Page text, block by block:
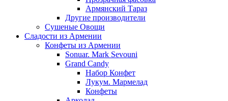
Армянский Тараз
Другие производители
Сушеные Овощи
Сладости из Армении
Конфеты из Армении
Sonuar. Mark Sevouni
Grand Candy
Набор Конфет
Лукум. Мармелад
Конфеты